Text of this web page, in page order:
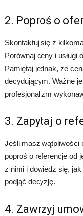
2. Poproś o
Skontaktuj się z
Porównaj ceny i usługi
Pamiętaj jednak, że
decydującym. Ważne
profesjonalizm
3. Zapytaj o
Jeśli masz wątpliwości
poproś o referencje od
z nimi i dowiedz się,
podjąć decyzję.
4. Zawrzyj